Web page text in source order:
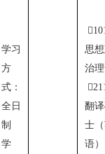
学习
方
式：
全日
制
学

思
治

翻
士
语）